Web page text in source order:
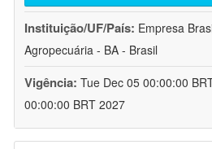
Instituição/UF/País: Empresa
Agropecuária - BA - Brasil
Vigência: Tue Dec 05 00:00:00
00:00:00 BRT 2027